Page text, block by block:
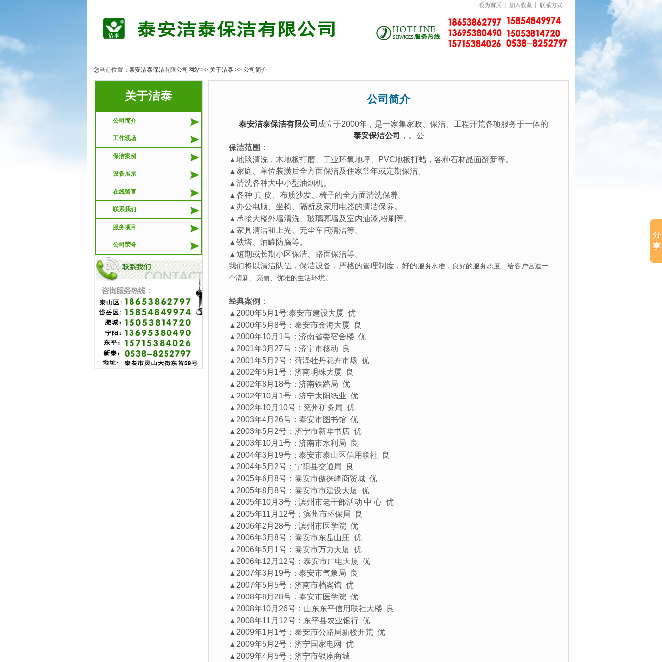
您当前位置： 泰安洁泰保洁有限公司网站>> 关于洁泰>> 公司简介
关于洁泰
公司简介
工作现场
保洁案例
设备展示
在线留言
联系我们
服务项目
公司荣誉
公司简介
泰安洁泰保洁有限公司 成立于2000年，是一家集家政、保洁、工程开荒各项服务于一体的
泰安保洁公司
，。公
保洁范围 ：
▲地毯清洗，木地板打磨、工业环氧地坪、PVC地板打蜡，各种石材晶面翻新等。
▲家庭、单位装潢后全方面保洁及住家常年或定期保洁。
▲清洗各种大中小型油烟机。
▲各种 真 皮、布质沙发、椅子的全方面清洗保养。
▲办公电脑、坐椅、隔断及家用电器的清洁保养。
▲承接大楼外墙清洗、玻璃幕墙及室内油漆,粉刷等。
▲家具清洁和上光、无尘车间清洁等。
▲铁塔、油罐防腐等。
▲短期或长期小区保洁、路面保洁等。
我们将以清洁队伍，保洁设备，严格的管理制度，好的服务水准，良好的服务态度、给客户营造一
个清新、亮丽、优雅的生活环境。
经典案例 ：
▲2000年5月1号:泰安市建设大厦 优
▲2000年5月8号：泰安市金海大厦 良
▲2000年10月1号：济南省委宿舍楼 优
▲2001年3月27号：济宁市移动 良
▲2001年5月2号：菏泽牡丹花卉市场 优
▲2002年5月1号：济南明珠大厦 良
▲2002年8月18号：济南铁路局 优
▲2002年10月1号：济宁太阳纸业 优
▲2002年10月10号：兖州矿务局 优
▲2003年4月26号：泰安市图书馆 优
▲2003年5月2号：济宁市新华书店 优
▲2003年10月1号：济南市水利局 良
▲2004年3月19号：泰安市泰山区信用联社 良
▲2004年5月2号：宁阳县交通局 良
▲2005年6月8号：泰安市傲徕峰商贸城 优
▲2005年8月8号：泰安市市建设大厦 优
▲2005年10月3号：滨州市老干部活动 中 心 优
▲2005年11月12号：滨州市环保局 良
▲2006年2月28号：滨州市医学院 优
▲2006年3月8号：泰安市东岳山庄 优
▲2006年5月1号：泰安市万力大厦 优
▲2006年12月12号：泰安市广电大厦 优
▲2007年3月19号：泰安市气象局 良
▲2007年5月5号：济南市档案馆 优
▲2008年8月28号：泰安市医学院 优
▲2008年10月26号：山东东平信用联社大楼 良
▲2008年11月12号：东平县农业银行 优
▲2009年1月1号：泰安市公路局新楼开荒 优
▲2009年5月2号：济宁国家电网 优
▲2009年4月5号：济宁市银座商城